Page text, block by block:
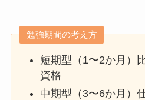
勉強期間の考え方
短期型（1〜2か月）
資格
中期型（3〜6か月）